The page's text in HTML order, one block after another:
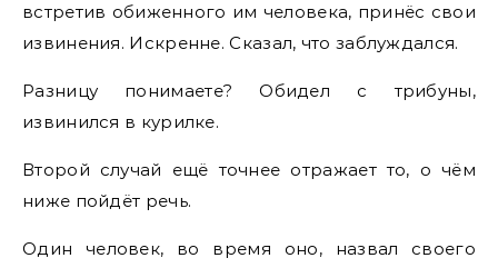
встретив обиженного им человека, принёс свои
извинения. Искренне. Сказал, что заблуждался.
Разницу понимаете? Обидел с трибуны,
извинился в курилке.
Второй случай ещё точнее отражает то, о чём
ниже пойдёт речь.
Один человек, во время оно, назвал своего